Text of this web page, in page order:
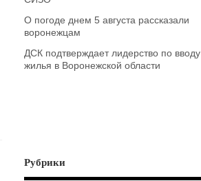
О погоде днем 5 августа рассказали
воронежцам
ДСК подтверждает лидерство по вводу
жилья в Воронежской области
Рубрики